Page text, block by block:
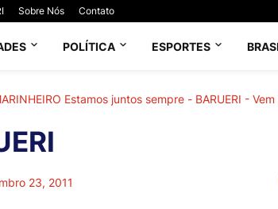
Sobre Nós Contato
POLÍTICA ESPORTES
Estamos juntos sempre - BARUERI - Vem
23, 2011